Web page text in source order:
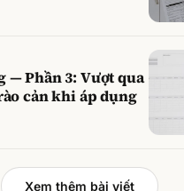
— Phần 3: Vượt qua
cản khi áp dụng
Xem thêm bài viết